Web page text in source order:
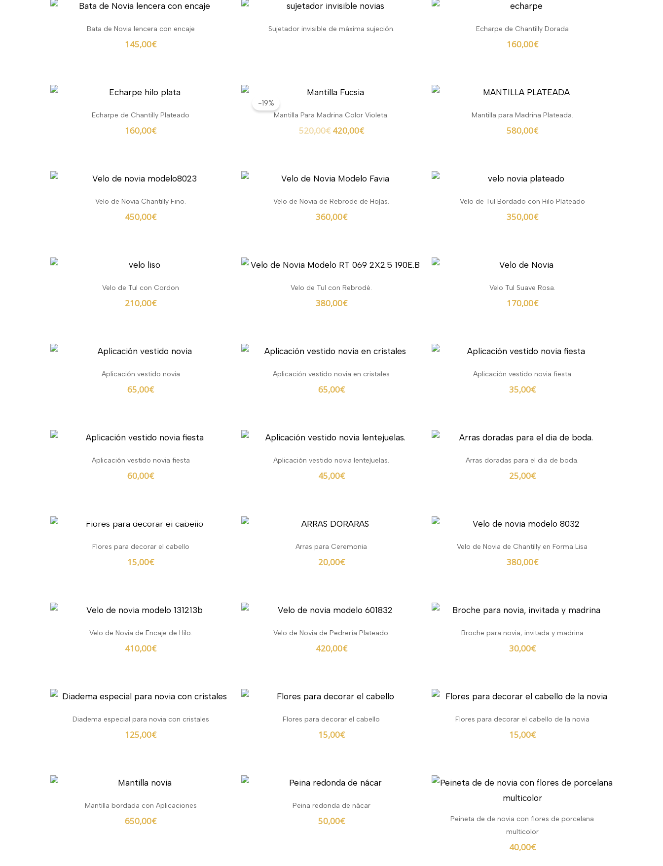
Bata de Novia lencera con encaje
145,00€
Sujetador invisible de máxima sujeción. Echarpe de Chantilly Dorada
160,00€
Echarpe de Chantilly Plateado
160,00€
-19%
Mantilla Para Madrina Color Violeta.
520,00€
El
original
520,00€.
420,00€
El
actual
420,00€.
Mantilla para Madrina Plateada.
580,00€
Velo de Novia Chantilly Fino.
450,00€
Velo de Novia de Rebrode de Hojas.
360,00€
Velo de Tul Bordado con Hilo Plateado
350,00€
Velo de Tul con Cordon
210,00€
Velo de Tul con Rebrodé.
380,00€
Velo Tul Suave Rosa.
170,00€
Aplicación vestido novia
65,00€
Aplicación vestido novia en cristales
65,00€
Aplicación vestido novia fiesta
35,00€
Aplicación vestido novia fiesta
60,00€
Aplicación vestido novia lentejuelas.
45,00€
Arras doradas para el dia de boda.
25,00€
Flores para decorar el cabello
15,00€
Arras para Ceremonia
20,00€
Velo de Novia de Chantilly en Forma Lisa
380,00€
Velo de Novia de Encaje de Hilo.
410,00€
Velo de Novia de Pedrería Plateado.
420,00€
Broche para novia, invitada y madrina
30,00€
Diadema especial para novia con cristales
125,00€
Flores para decorar el cabello
15,00€
Flores para decorar el cabello de la novia
15,00€
Mantilla bordada con Aplicaciones
650,00€
Peina redonda de nácar
50,00€
Peineta de de novia con flores de porcelana
multicolor
40,00€